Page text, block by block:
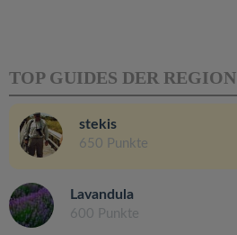
TOP GUIDES DER REGION
stekis
650 Punkte
Lavandula
600 Punkte